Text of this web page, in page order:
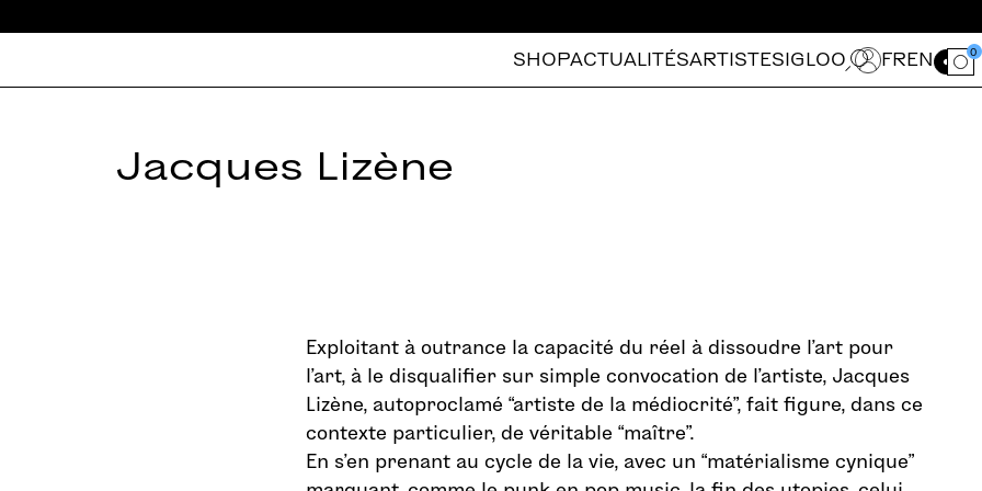
SHOPACTUALITÉSARTISTES IGLOO
Ouvrir le
FR EN 0
Jacques Lizène
Exploitant à outrance la capacité du réel à dissoudre l’art pour
l’art, à le disqualifier sur simple convocation de l’artiste, Jacques
Lizène, autoproclamé “artiste de la médiocrité”, fait figure, dans ce
contexte particulier, de véritable “maître”.
En s’en prenant au cycle de la vie, avec un “matérialisme cynique”